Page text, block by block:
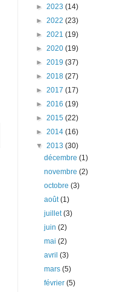
► 2023 (14)
► 2022 (23)
► 2021 (19)
► 2020 (19)
► 2019 (37)
► 2018 (27)
► 2017 (17)
► 2016 (19)
► 2015 (22)
► 2014 (16)
▼ 2013 (30)
décembre(1)
novembre(2)
octobre(3)
août(1)
juillet(3)
juin(2)
mai(2)
avril(3)
mars(5)
février(5)